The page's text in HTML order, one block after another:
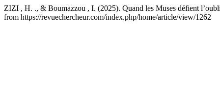
ZIZI , H. ., & Boumazzou , I. (2025). Quand les Muses défient
from https://revuechercheur.com/index.php/home/article/view/1262